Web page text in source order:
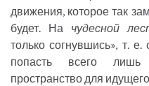
движения, которое так
будет. На чудесной
только согнувшись», т.
попасть всего
пространство для